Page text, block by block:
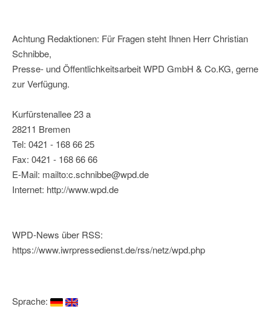
Achtung Redaktionen: Für Fragen steht Ihnen Herr Christian
Schnibbe,
Presse- und Öffentlichkeitsarbeit WPD GmbH & Co.KG, gerne
zur Verfügung.
Kurfürstenallee 23 a
28211 Bremen
Tel: 0421 - 168 66 25
Fax: 0421 - 168 66 66
E-Mail: mailto:c.schnibbe@wpd.de
Internet: http://www.wpd.de
WPD-News über RSS:
https://www.iwrpressedienst.de/rss/netz/wpd.php
Sprache: